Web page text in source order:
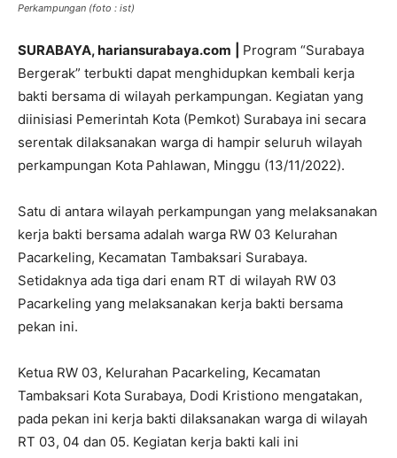
Perkampungan (foto : ist)
SURABAYA, hariansurabaya.com
Program “Surabaya
Bergerak” terbukti dapat menghidupkan kembali kerja
bakti bersama di wilayah perkampungan. Kegiatan yang
diinisiasi Pemerintah Kota (Pemkot) Surabaya ini secara
serentak dilaksanakan warga di hampir seluruh wilayah
perkampungan Kota Pahlawan, Minggu (13/11/2022).
Satu di antara wilayah perkampungan yang melaksanakan
kerja bakti bersama adalah warga RW 03 Kelurahan
Pacarkeling, Kecamatan Tambaksari Surabaya.
Setidaknya ada tiga dari enam RT di wilayah RW 03
Pacarkeling yang melaksanakan kerja bakti bersama
pekan ini.
Ketua RW 03, Kelurahan Pacarkeling, Kecamatan
Tambaksari Kota Surabaya, Dodi Kristiono mengatakan,
pada pekan ini kerja bakti dilaksanakan warga di wilayah
RT 03, 04 dan 05. Kegiatan kerja bakti kali ini